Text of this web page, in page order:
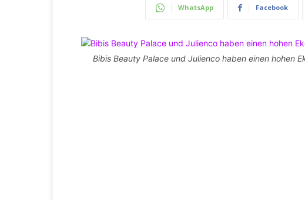
WhatsApp Facebook
Bibis Beauty Palace und Julienco haben einen hohen